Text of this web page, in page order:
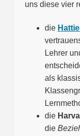
uns diese vier
die
Lehrer
als
die
die